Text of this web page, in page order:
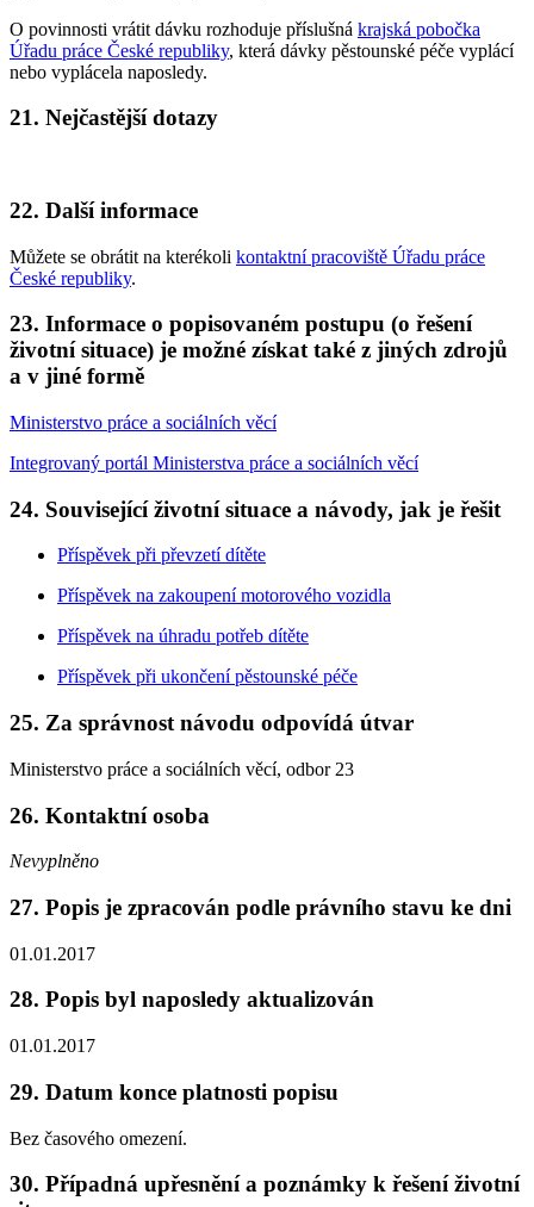
O povinnosti vrátit dávku rozhoduje příslušná krajská pobočka
Úřadu práce České republiky, která dávky pěstounské péče vyplácí
nebo vyplácela naposledy.
21. Nejčastější dotazy
22. Další informace
Můžete se obrátit na kterékoli kontaktní pracoviště Úřadu práce
České republiky.
23. Informace o popisovaném postupu (o řešení
životní situace) je možné získat také z jiných zdrojů
a v jiné formě
Ministerstvo práce a sociálních věcí
Integrovaný portál Ministerstva práce a sociálních věcí
24. Související životní situace a návody, jak je řešit
Příspěvek při převzetí dítěte
Příspěvek na zakoupení motorového vozidla
Příspěvek na úhradu potřeb dítěte
Příspěvek při ukončení pěstounské péče
25. Za správnost návodu odpovídá útvar
Ministerstvo práce a sociálních věcí, odbor 23
26. Kontaktní osoba
Nevyplněno
27. Popis je zpracován podle právního stavu ke dni
01.01.2017
28. Popis byl naposledy aktualizován
01.01.2017
29. Datum konce platnosti popisu
Bez časového omezení.
30. Případná upřesnění a poznámky k řešení životní